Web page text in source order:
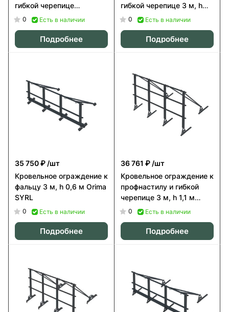
гибкой черепице
(универсальное) 3 м, h
0 Есть в наличии
Подробнее
гибкой черепице 3 м, h
0,6 м Orima SYVL
0 Есть в наличии
Подробнее
35 750 ₽ /шт
Кровельное ограждение к
фальцу 3 м, h 0,6 м Orima
SYRL
0 Есть в наличии
Подробнее
36 761 ₽ /шт
Кровельное ограждение к
профнастилу и гибкой
черепице 3 м, h 1,1 м
Orima SYS
0 Есть в наличии
Подробнее